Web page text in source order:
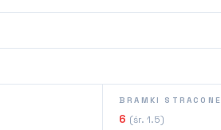
BRAMKI STRACONE
6 (śr. 1.5)